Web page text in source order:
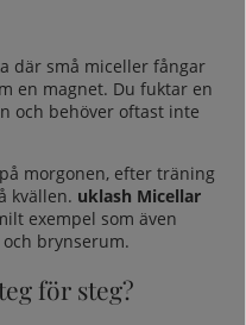
där små miceller fångar
en magnet. Du fuktar en
och behöver oftast inte
morgonen, efter träning
kvällen. uklash Micellar
exempel som även
brynserum.
för steg?